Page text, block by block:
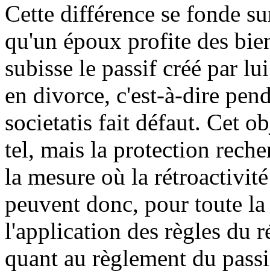
Cette différence se fonde
qu'un époux profite des
subisse le passif créé par
en divorce, c'est-à-dire
societatis fait défaut. Cet
tel, mais la protection
la mesure où la
peuvent donc, pour toute
l'application des règles du
quant au règlement du